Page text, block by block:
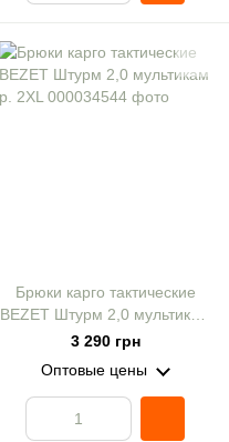
Брюки карго тактические
BEZET Штурм 2,0 мультикам
р. 2XL
3 290 грн
Оптовые цены